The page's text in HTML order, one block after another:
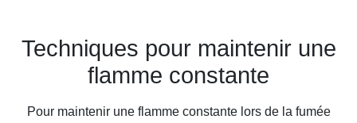
Techniques pour maintenir une
flamme constante
Pour maintenir une flamme constante lors de la fumée